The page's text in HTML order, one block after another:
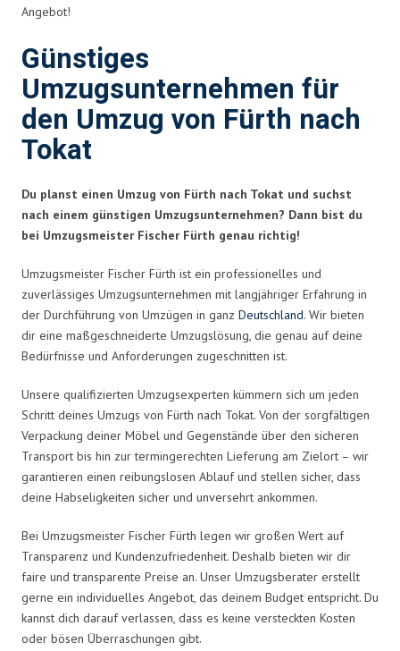
Angebot!
Günstiges
Umzugsunternehmen für
den Umzug von Fürth nach
Tokat
Du planst einen Umzug von Fürth nach Tokat und suchst
nach einem günstigen Umzugsunternehmen? Dann bist du
bei Umzugsmeister Fischer Fürth genau richtig!
Umzugsmeister Fischer Fürth ist ein professionelles und
zuverlässiges Umzugsunternehmen mit langjähriger Erfahrung in
der Durchführung von Umzügen in ganz Deutschland. Wir bieten
dir eine maßgeschneiderte Umzugslösung, die genau auf deine
Bedürfnisse und Anforderungen zugeschnitten ist.
Unsere qualifizierten Umzugsexperten kümmern sich um jeden
Schritt deines Umzugs von Fürth nach Tokat. Von der sorgfältigen
Verpackung deiner Möbel und Gegenstände über den sicheren
Transport bis hin zur termingerechten Lieferung am Zielort – wir
garantieren einen reibungslosen Ablauf und stellen sicher, dass
deine Habseligkeiten sicher und unversehrt ankommen.
Bei Umzugsmeister Fischer Fürth legen wir großen Wert auf
Transparenz und Kundenzufriedenheit. Deshalb bieten wir dir
faire und transparente Preise an. Unser Umzugsberater erstellt
gerne ein individuelles Angebot, das deinem Budget entspricht. Du
kannst dich darauf verlassen, dass es keine versteckten Kosten
oder bösen Überraschungen gibt.